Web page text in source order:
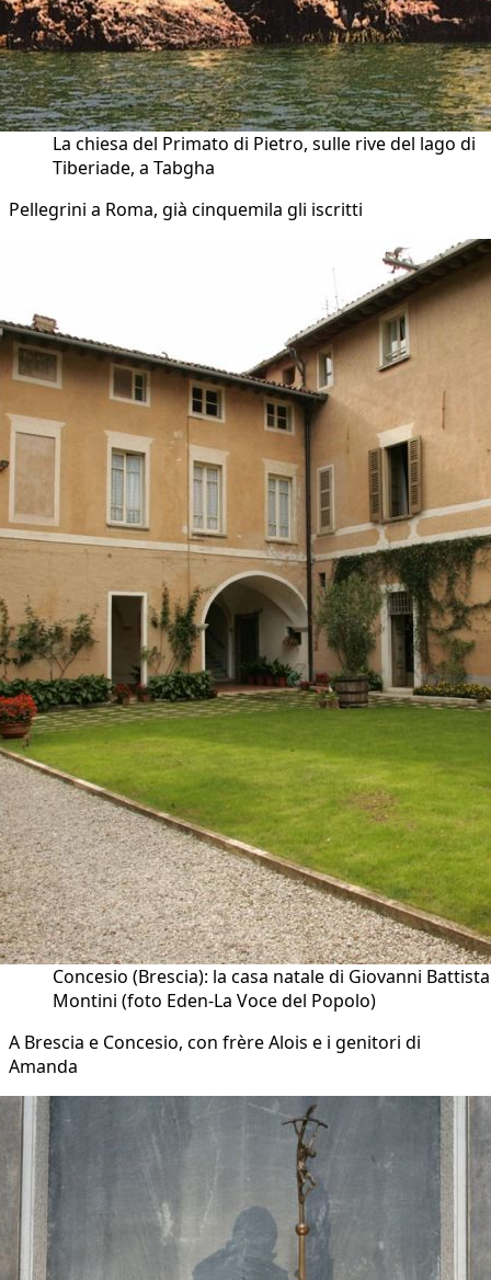
La chiesa del Primato di Pietro, sulle rive del lago di
Tiberiade, a Tabgha
Pellegrini a Roma, già cinquemila gli iscritti
Concesio (Brescia): la casa natale di Giovanni Battista
Montini (foto Eden-La Voce del Popolo)
A Brescia e Concesio, con frère Alois e i genitori di
Amanda